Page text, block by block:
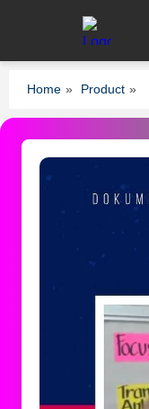
Home » Product »